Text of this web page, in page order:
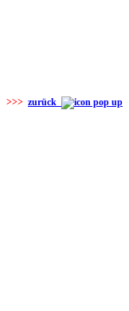
>>> zurück